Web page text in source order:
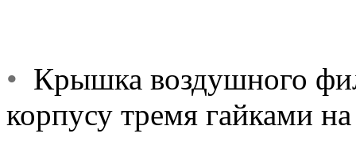
• Крышка воздушного
корпусу тремя гайками